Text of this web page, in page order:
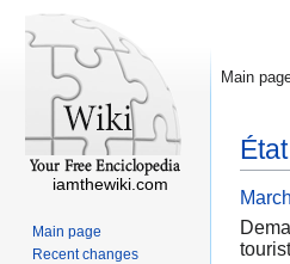
Main
iamthewiki.com
Main page
Recent changes